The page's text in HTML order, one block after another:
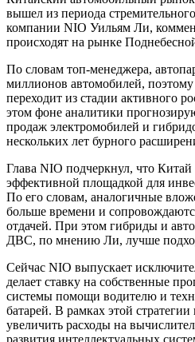
вышел из периода
компании NIO Уильям Ли,
происходят на рынке
По словам топ-менеджера,
миллионов автомобилей,
переходит из стадии активного
этом фоне аналитики
продаж электромобилей и
нескольких лет бурного
Глава NIO подчеркнул, что Китай
эффективной площадкой для
По его словам, аналогичные
больше времени и
отдачей. При этом гибриды и
ДВС, по мнению Ли, лучше
Сейчас NIO выпускает
делает ставку на собственные
системы помощи водителю и
батарей. В рамках этой
увеличить расходы на
развития интеллектуальных